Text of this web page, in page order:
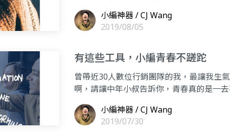
小編神器 / CJ Wang
2019/08/05
有這些工具，小編青春不蹉跎
曾帶近30人數位行銷團隊的我，最讓我生
啊，請讓中年小叔告訴你，青春真的是一
小編神器 / CJ Wang
2019/07/30